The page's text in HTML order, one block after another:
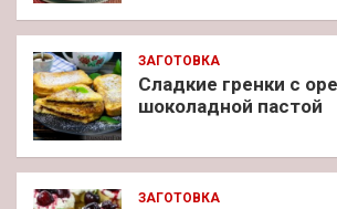
ЗАГОТОВКА
Сладкие гренки с
шоколадной пастой
ЗАГОТОВКА